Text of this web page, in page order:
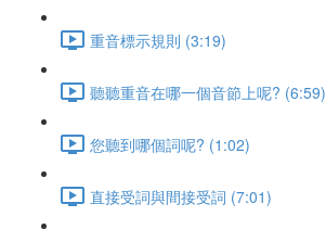
重音標示規則 (3:19)
聽聽重音在哪一個音節上呢? (6:59)
您聽到哪個詞呢? (1:02)
直接受詞與間接受詞 (7:01)